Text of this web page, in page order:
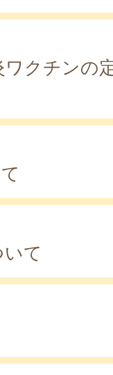
クチンの
て